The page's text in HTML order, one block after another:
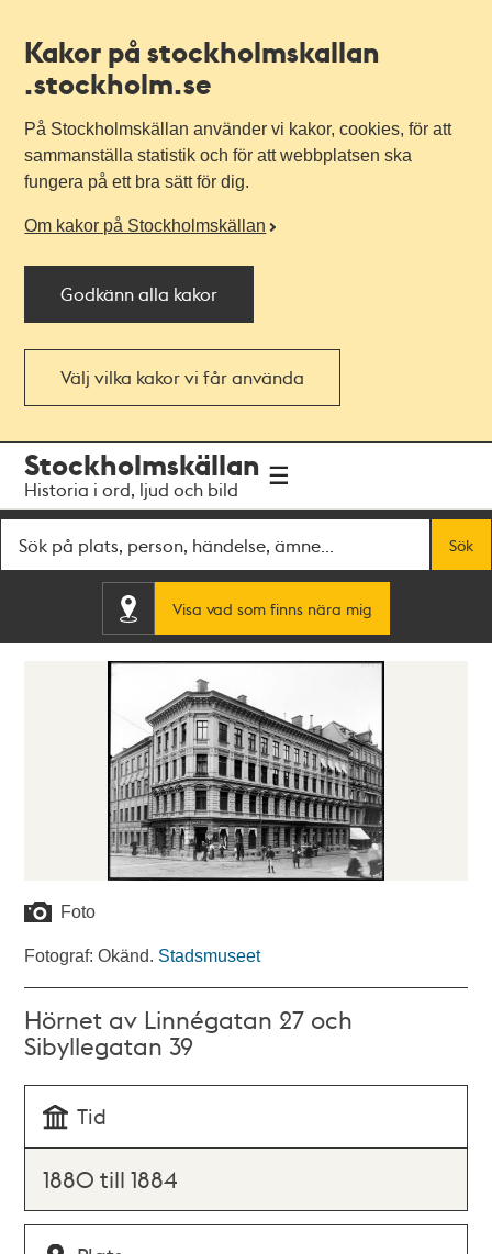
Kakor på stockholmskallan
.stockholm.se
På Stockholmskällan använder vi kakor, cookies, för att
sammanställa statistik och för att webbplatsen ska
fungera på ett bra sätt för dig.
Om kakor på Stockholmskällan
Godkänn alla kakor
Välj vilka kakor vi får använda
navigationen
huvudinnehållet
Stockholmskällan
Historia i ord, ljud och bild
Sök
Visa vad som finns nära mig
Foto
Fotograf: Okänd. Stadsmuseet
Hörnet av Linnégatan 27 och
Sibyllegatan 39
Tid
1880 till 1884